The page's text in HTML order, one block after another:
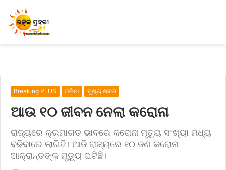
Breaking PLUS ଓଡ଼ିଶା ମୁଖ୍ୟ ଖବର
ଆଉ ୧୦ ଜୀବନ ନେଲା କରୋନା
ରାଜ୍ୟରେ କ୍ରମାଗତ ଭାବରେ କରୋନା ମୃତ୍ୟୁ ସଂଖ୍ୟା ମଧ୍ୟ
ବଢିବାରେ ଲାଗିଛି। ଆଜି ରାଜ୍ୟରେ ୧୦ ଜଣ କରୋନା
ଆକ୍ରାନ୍ତଙ୍କ ମୃତ୍ୟୁ ଘଟିଛି।